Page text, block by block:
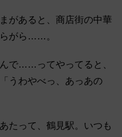
があると、商店街の中華
がら……。
で……ってやってると、
うわやべっ、あっあの
たって、鶴見駅。いつも